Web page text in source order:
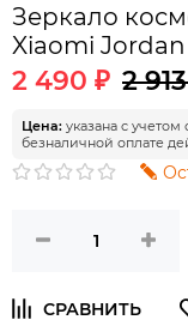
Зеркало
Xiaomi
2 490 ₽ 2
Цена: указана с
безналичной оплате